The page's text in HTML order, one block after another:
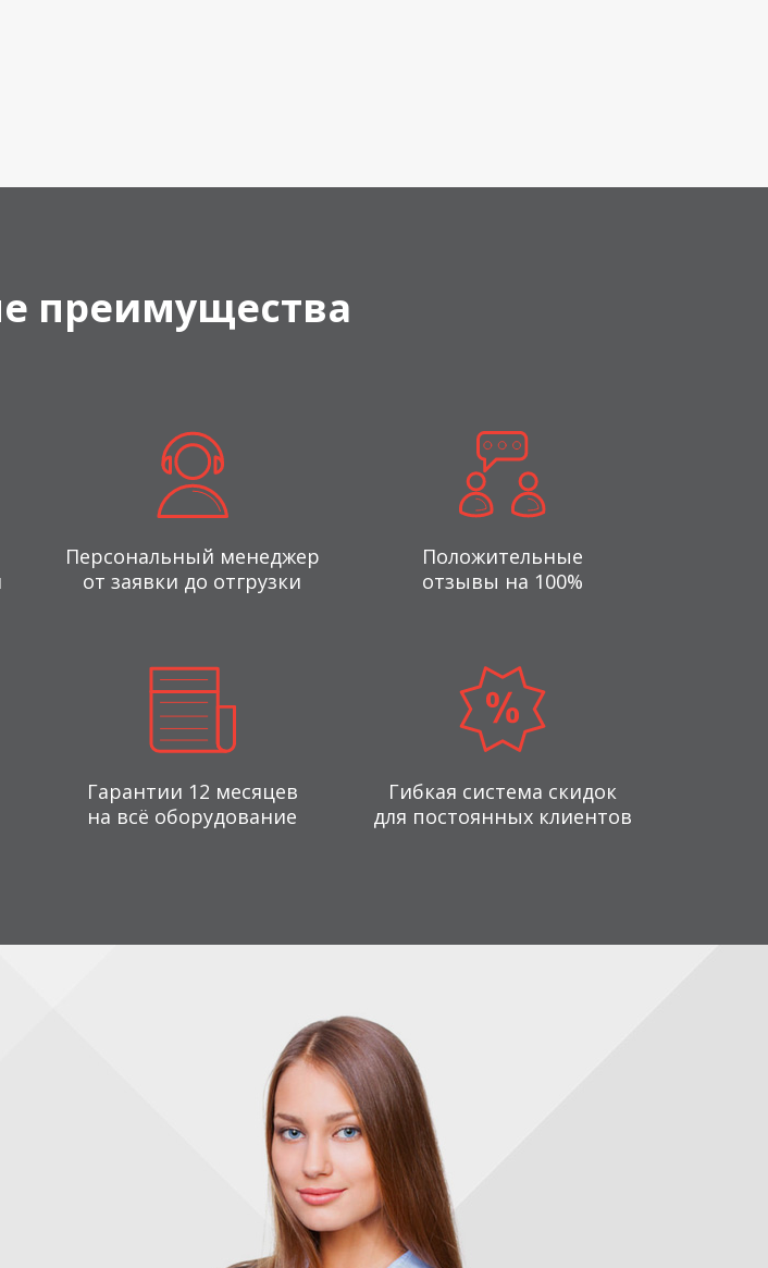
преимущества
Персональный менеджер
от заявки до отгрузки
Положительные
отзывы на 100%
Гарантии 12 месяцев
на всё оборудование
Гибкая система скидок
для постоянных клиентов